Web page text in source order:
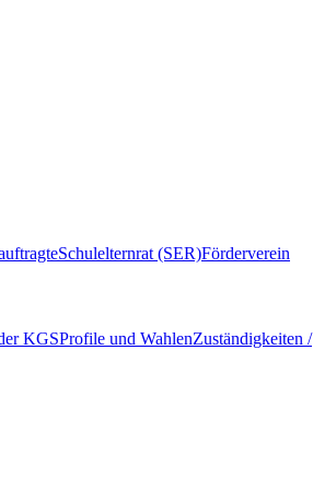
Schulelternrat (SER)Förderverein
KGSProfile und WahlenZuständigkeiten /